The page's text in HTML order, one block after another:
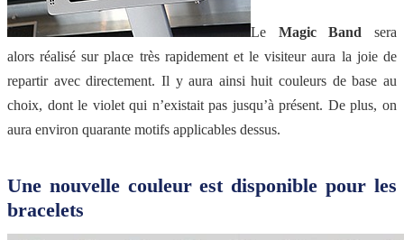
Le Magic Band sera
alors réalisé sur place très rapidement et le visiteur aura la joie de
repartir avec directement. Il y aura ainsi huit couleurs de base au
choix, dont le violet qui n’existait pas jusqu’à présent. De plus, on
aura environ quarante motifs applicables dessus.
Une nouvelle couleur est disponible pour les
bracelets